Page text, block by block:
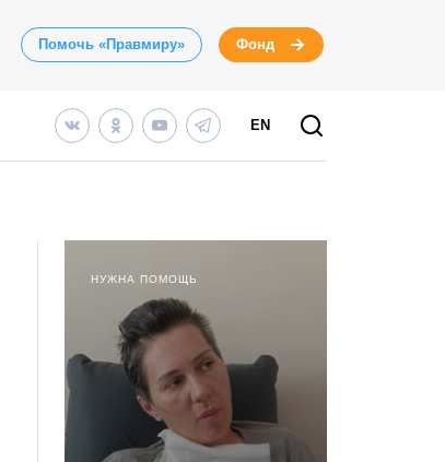
Помочь «Правмиру» Фонд
EN
НУЖНА ПОМОЩЬ